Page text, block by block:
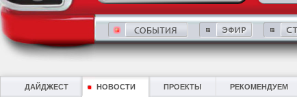
ДАЙДЖЕСТ НОВОСТИ ПРОЕКТЫ РЕКОМЕНДУЕМ